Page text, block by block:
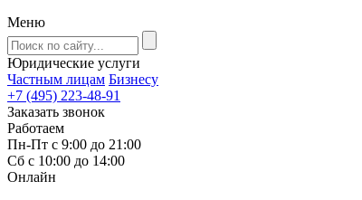
Меню
Юридические услуги
Частным лицам Бизнесу
+7 (495) 223-48-91
Заказать звонок
Работаем
Пн-Пт с 9:00 до 21:00
Сб с 10:00 до 14:00
Онлайн